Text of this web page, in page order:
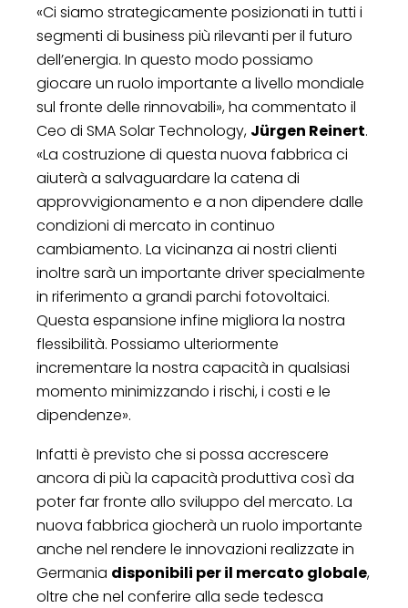
«Ci siamo strategicamente posizionati in tutti i
segmenti di business più rilevanti per il futuro
dell’energia. In questo modo possiamo
giocare un ruolo importante a livello mondiale
sul fronte delle rinnovabili», ha commentato il
Ceo di SMA Solar Technology, Jürgen Reinert.
«La costruzione di questa nuova fabbrica ci
aiuterà a salvaguardare la catena di
approvvigionamento e a non dipendere dalle
condizioni di mercato in continuo
cambiamento. La vicinanza ai nostri clienti
inoltre sarà un importante driver specialmente
in riferimento a grandi parchi fotovoltaici.
Questa espansione infine migliora la nostra
flessibilità. Possiamo ulteriormente
incrementare la nostra capacità in qualsiasi
momento minimizzando i rischi, i costi e le
dipendenze».
Infatti è previsto che si possa accrescere
ancora di più la capacità produttiva così da
poter far fronte allo sviluppo del mercato. La
nuova fabbrica giocherà un ruolo importante
anche nel rendere le innovazioni realizzate in
Germania disponibili per il mercato globale,
oltre che nel conferire alla sede tedesca